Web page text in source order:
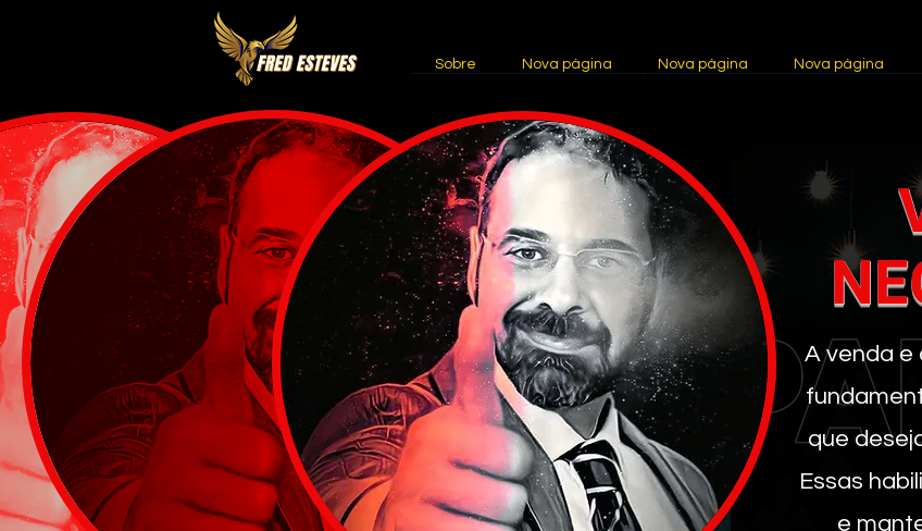
Sobre Nova página Nova página Nova página
A venda e
que
Essas
e